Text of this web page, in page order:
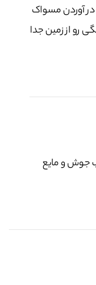
در آوردن مسواک
رو از زمین جدا
جوش و مایع